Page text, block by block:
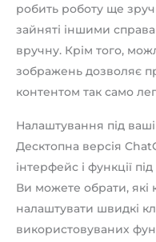
робить роботу ще
зайняті іншими
вручну. Крім того,
зображень дозволяє
контентом так само
Налаштування під
Десктопна версія
інтерфейс і функції
Ви можете обрати, які
налаштувати швидкі
використовуваних